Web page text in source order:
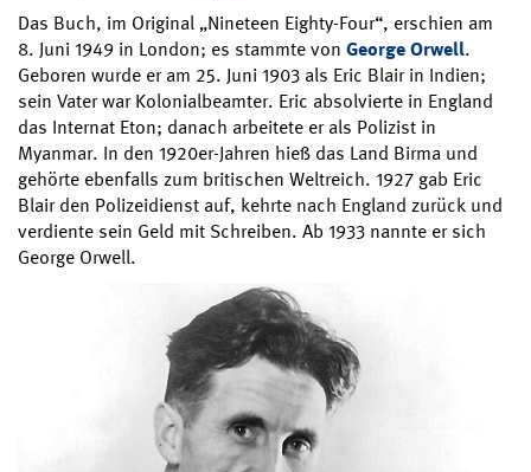
Das Buch, im Original „Nineteen Eighty-Four“, erschien am
8. Juni 1949 in London; es stammte von George Orwell.
Geboren wurde er am 25. Juni 1903 als Eric Blair in Indien;
sein Vater war Kolonialbeamter. Eric absolvierte in England
das Internat Eton; danach arbeitete er als Polizist in
Myanmar. In den 1920er-Jahren hieß das Land Birma und
gehörte ebenfalls zum britischen Weltreich. 1927 gab Eric
Blair den Polizeidienst auf, kehrte nach England zurück und
verdiente sein Geld mit Schreiben. Ab 1933 nannte er sich
George Orwell.